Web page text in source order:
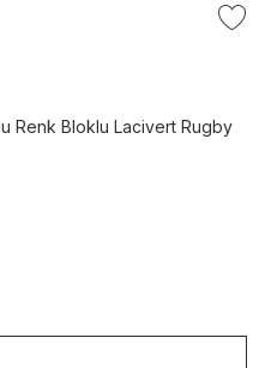
Renk Bloklu Lacivert Rugby